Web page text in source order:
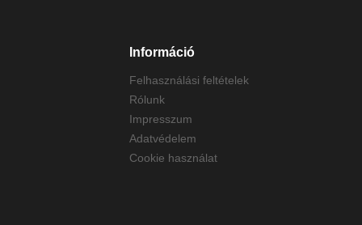
Információ
Felhasználási feltételek
Rólunk
Impresszum
Adatvédelem
Cookie használat